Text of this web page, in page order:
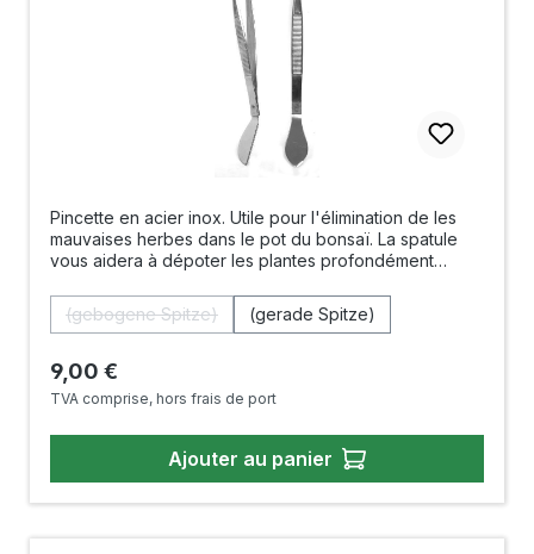
Pincette en acier inox. Utile pour l'élimination de les
mauvaises herbes dans le pot du bonsaï. La spatule
vous aidera à dépoter les plantes profondément
Disponbles en versions: - droite - courbe
Sélectionnez
Pinzette
(gebogene Spitze)
(Cette option n'est pas disponible pour le moment.)
(gerade Spitze)
Prix régulier :
9,00 €
TVA comprise, hors frais de port
Ajouter au panier